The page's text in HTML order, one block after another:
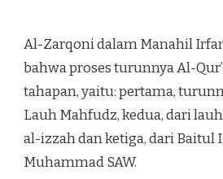
Al-Zarqoni dalam Manahil
bahwa proses turunnya Al-
tahapan, yaitu: pertama,
Lauh Mahfudz, kedua, dari
al-izzah dan ketiga, dari Baitul
Muhammad SAW.